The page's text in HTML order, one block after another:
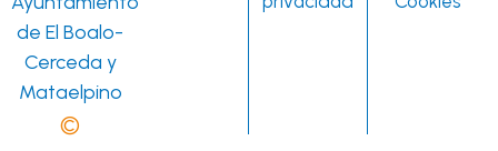
de El Boalo-
Cerceda y
Mataelpino
©